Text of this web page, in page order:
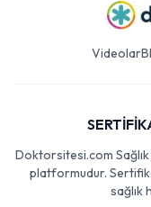
Videolar
Doktorsitesi.com Sağlık
platformudur.
sağlık